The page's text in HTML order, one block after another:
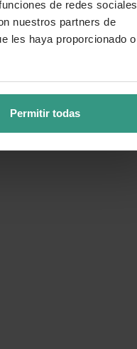
de redes sociales
nuestros partners de
les haya proporcionado o
Permitir todas
florezca. Puede vivir en
para regarlo de